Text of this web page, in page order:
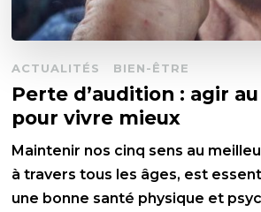
ACTUALITÉS BIEN-ÊTRE
Perte d’audition : agir
pour vivre mieux
Maintenir nos cinq sens au
à travers tous les âges, est
une bonne santé physique et